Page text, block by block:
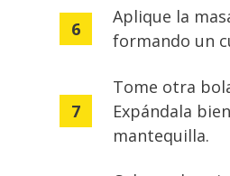
Aplique la
formando un
Tome otra
Expándala
mantequilla.